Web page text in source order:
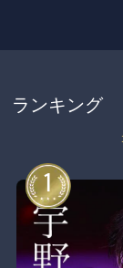
ランキング
1